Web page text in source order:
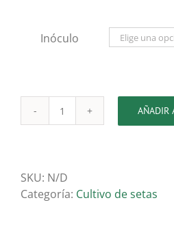
Inóculo
Semilla
AÑADIR
SKU: N/D
Categoría: Cultivo de setas